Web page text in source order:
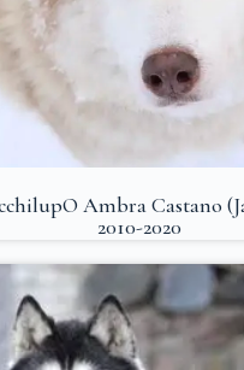
Ambra Castano
2010-2020